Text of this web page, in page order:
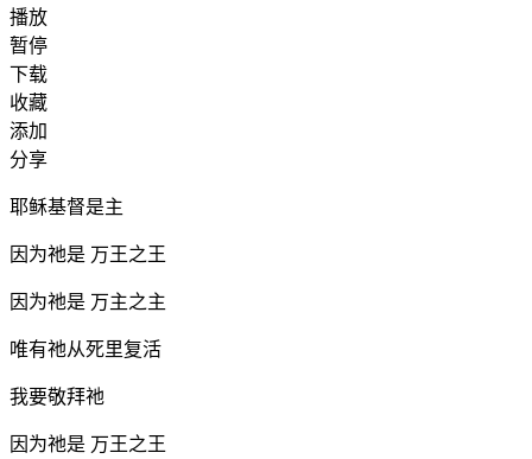
播放
暂停
下载
收藏
添加
分享
耶稣基督是主
因为祂是 万王之王
因为祂是 万主之主
唯有祂从死里复活
我要敬拜祂
因为祂是 万王之王